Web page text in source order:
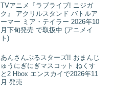
TVアニメ『ラブライブ! ニジガ
ク』 アクリルスタンド バトルア
ーマー ミア・テイラー 2026年10
月下旬発売 で取扱中 (アニメイ
ト)
あんさんぶるスターズ!! おまんじ
ゅうにぎにぎマスコット ねくす
と2 Hbox エンスカイで2026年11
月 発売